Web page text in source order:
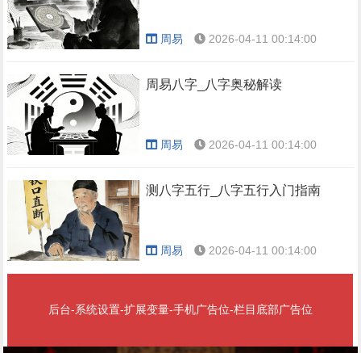
周易 2026-04-11 00:14:00
周易八字_八字奥秘解读
周易 2026-04-11 00:14:00
测八字五行_八字五行入门指南
周易 2026-04-11 00:14:00
后台-系统设置-扩展变量-手机广告位-栏目底部广告位